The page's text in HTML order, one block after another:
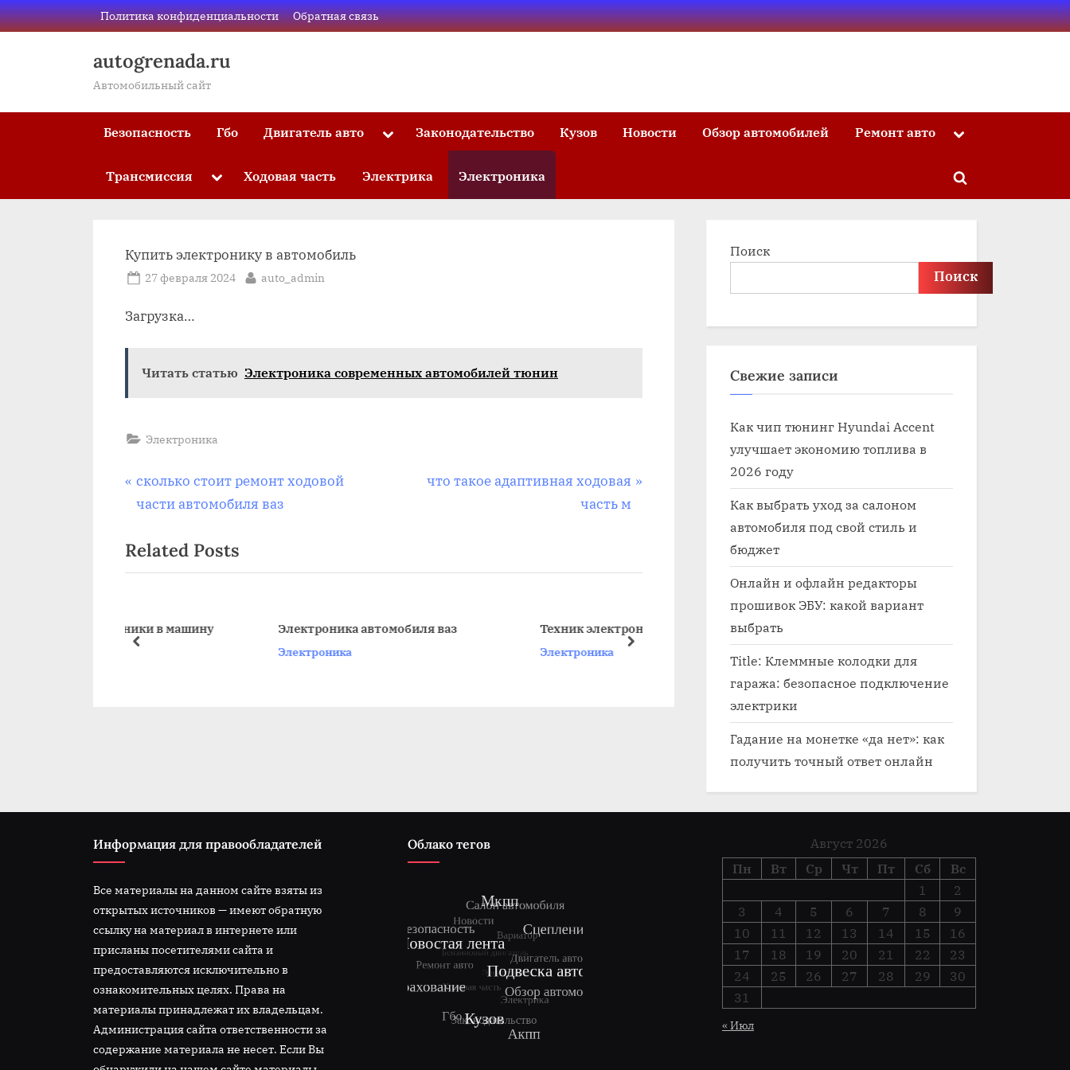
Skip
to
Политика конфиденциальности Обратная связь
autogrenada.ru
Автомобильный сайт
Безопасность Гбо Двигатель авто ToggleЗаконодательство Кузов Новости Обзор автомобилей Ремонт авто Toggle
Трансмиссия Toggle
menu
Ходовая часть Электрика Электроника
Toggle
Купить электронику в автомобиль
Posted
27 февраля 2024 By
auto_admin
Загрузка…
Читать статью Электроника современных автомобилей тюнин
Электроника
Навигация
записям
P
r
v
i
s
сколько стоит ремонт ходовой
части автомобиля ваз
N
P
что такое адаптивная ходовая
часть м
Related Posts
в машину Электроника автомобиля ваз Техник электроник по автомобилю Электроника в автомобиле тюнин
prev next
Поиск
Поиск
Свежие записи
Как чип тюнинг Hyundai Accent
улучшает экономию топлива в
2026 году
Как выбрать уход за салоном
автомобиля под свой стиль и
бюджет
Онлайн и офлайн редакторы
прошивок ЭБУ: какой вариант
выбрать
Title: Клеммные колодки для
гаража: безопасное подключение
электрики
Гадание на монетке «да нет»: как
получить точный ответ онлайн
Информация для правообладателей
Все материалы на данном сайте взяты из
открытых источников — имеют обратную
ссылку на материал в интернете или
присланы посетителями сайта и
предоставляются исключительно в
ознакомительных целях. Права на
материалы принадлежат их владельцам.
Администрация сайта ответственности за
содержание материала не несет. Если Вы
Облако тегов
Август 2026
Пн
Вт Ср Чт Пт Сб
Вс
1
2
3
4 5 6 7 8
9
10
11 12 13 14 15
16
17
18 19 20 21 22
23
24
25 26 27 28 29
30
31
« Июл